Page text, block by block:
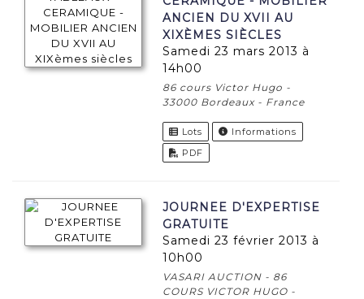
ANCIEN DU XVII AU
XIXÈMES SIÈCLES
samedi 23 mars 2013 à
14h00
86 cours Victor Hugo -
33000 Bordeaux - France
Lots
Informations
PDF
JOURNEE D'EXPERTISE
GRATUITE
samedi 23 février 2013 à
10h00
VASARI AUCTION - 86
COURS VICTOR HUGO -